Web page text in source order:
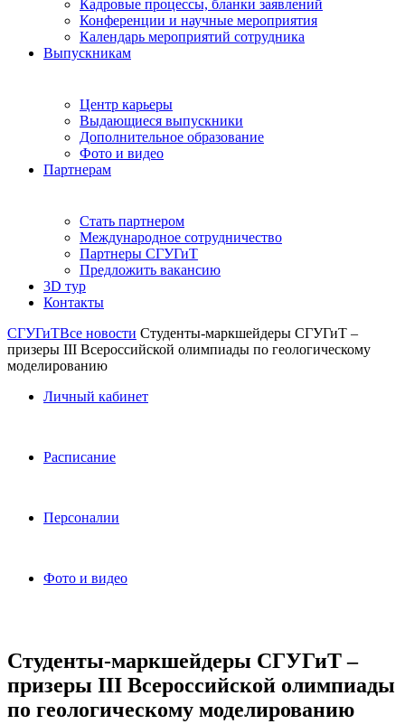
Кадровые процессы, бланки заявлений
Конференции и научные мероприятия
Календарь мероприятий сотрудника
Выпускникам
Центр карьеры
Выдающиеся выпускники
Дополнительное образование
Фото и видео
Партнерам
Стать партнером
Международное сотрудничество
Партнеры СГУГиТ
Предложить вакансию
3D тур
Контакты
СГУГиТВсе новости Студенты-маркшейдеры СГУГиТ –
призеры III Всероссийской олимпиады по геологическому
моделированию
Личный кабинет
Расписание
Персоналии
Фото и видео
Студенты-маркшейдеры СГУГиТ –
призеры III Всероссийской олимпиады
по геологическому моделированию